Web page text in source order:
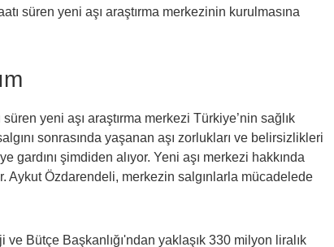
süren yeni aşı araştırma merkezinin kurulmasına
yeni aşı araştırma merkezi Türkiye’nin sağlık
sonrasında yaşanan aşı zorlukları ve belirsizlikleri
gardını şimdiden alıyor. Yeni aşı merkezi hakkında
Aykut Özdarendeli, merkezin salgınlarla mücadelede
Bütçe Başkanlığı'ndan yaklaşık 330 milyon liralık